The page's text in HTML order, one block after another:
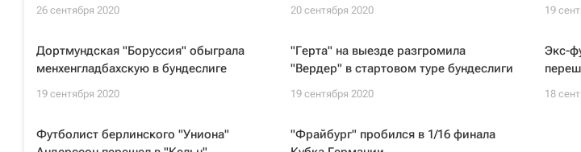
26 сентября 2020 20 сентября 2020 19
Дортмундская "Боруссия" обыграла
менхенгладбахскую в бундеслиге
19 сентября 2020
"Герта" на выезде разгромила
"Вердер" в стартовом туре бундеслиги
19 сентября 2020
Экс-
18
Футболист берлинского "Униона"
"Фрайбург" пробился в 1/16 финала